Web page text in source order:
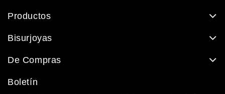
Productos
Bisurjoyas
De Compras
Boletín